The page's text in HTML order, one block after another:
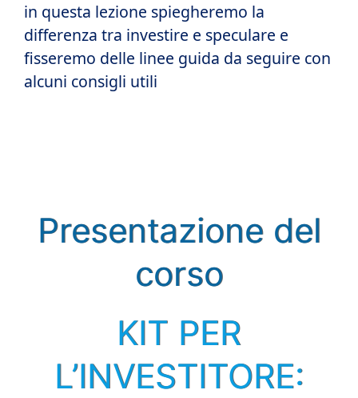
in questa lezione spiegheremo la
differenza tra investire e speculare e
fisseremo delle linee guida da seguire con
alcuni consigli utili
Presentazione del
corso
KIT PER
L’INVESTITORE: